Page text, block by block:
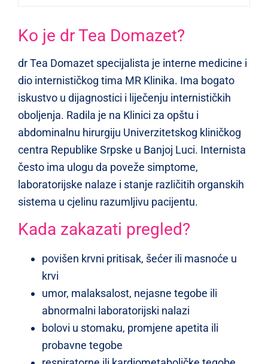
Ko je dr Tea Domazet?
dr Tea Domazet specijalista je interne medicine i
dio internističkog tima MR Klinika. Ima bogato
iskustvo u dijagnostici i liječenju internističkih
oboljenja. Radila je na Klinici za opštu i
abdominalnu hirurgiju Univerzitetskog kliničkog
centra Republike Srpske u Banjoj Luci. Internista
često ima ulogu da poveže simptome,
laboratorijske nalaze i stanje različitih organskih
sistema u cjelinu razumljivu pacijentu.
Kada zakazati pregled?
povišen krvni pritisak, šećer ili masnoće u
krvi
umor, malaksalost, nejasne tegobe ili
abnormalni laboratorijski nalazi
bolovi u stomaku, promjene apetita ili
probavne tegobe